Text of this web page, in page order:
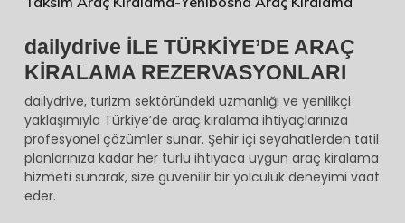
dailydrive İLE TÜRKİYE’DE ARAÇ
KİRALAMA REZERVASYONLARI
dailydrive, turizm sektöründeki uzmanlığı ve yenilikçi
yaklaşımıyla Türkiye’de araç kiralama ihtiyaçlarınıza
profesyonel çözümler sunar. Şehir içi seyahatlerden tatil
planlarınıza kadar her türlü ihtiyaca uygun araç kiralama
hizmeti sunarak, size güvenilir bir yolculuk deneyimi vaat
eder.